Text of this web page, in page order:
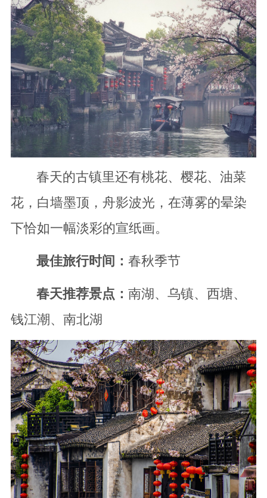
春天的古镇里还有桃花、樱花、油菜
花，白墙墨顶，舟影波光，在薄雾的晕染
下恰如一幅淡彩的宣纸画。
最佳旅行时间： 春秋季节
春天推荐景点： 南湖、乌镇、西塘、
钱江潮、南北湖